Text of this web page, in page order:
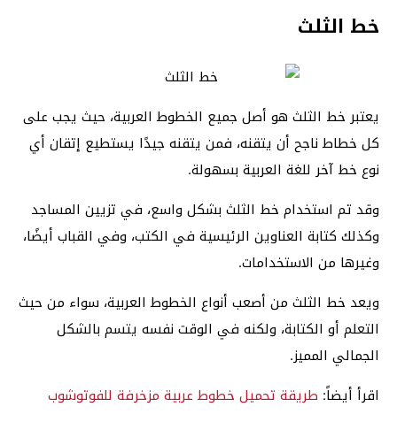
خط الثلث
يعتبر خط الثلث هو أصل جميع الخطوط العربية، حيث يجب على
كل خطاط ناجح أن يتقنه، فمن يتقنه جيدًا يستطيع إتقان أي
نوع خط آخر للغة العربية بسهولة.
وقد تم استخدام خط الثلث بشكل واسع، في تزيين المساجد
وكذلك كتابة العناوين الرئيسية في الكتب، وفي القباب أيضًا،
وغيرها من الاستخدامات.
ويعد خط الثلث من أصعب أنواع الخطوط العربية، سواء من حيث
التعلم أو الكتابة، ولكنه في الوقت نفسه يتسم بالشكل
الجمالي المميز.
اقرأ أيضاً: طريقة تحميل خطوط عربية مزخرفة للفوتوشوب